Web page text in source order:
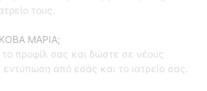
τους.
ΜΑΡΙΑ;
προφίλ σας και δώστε σε νέους
από εσάς και το ιατρείο σας.